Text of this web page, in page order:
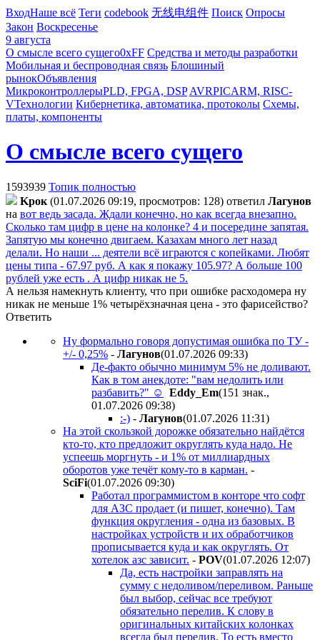
ВходНаше всё Теги codebook 无线电组件 Поиск Опросы
Закон Воскресенье
9 августа
О смысле всего сущего0xFF Средства и методы разработки
Мобильная и беспроводная связь Блошиный
рынокОбъявления
МикроконтроллерыPLD, FPGA, DSP AVRPICARM, RISC-
VТехнологии Кибернетика, автоматика, протоколы Схемы,
платы, компоненты
О смысле всего сущего
1593939 Топик полностью
Kpoк (01.07.2026 09:19, просмотров: 128) ответил Лaгyнoв
на вот ведь засада. Ждали конечно, но как всегда внезапно.
Сколько там цифр в цене на колонке? 4 и посередине запятая.
Запятую мы конечно двигаем. Казахам много лет назад
делали. Но наши ... деятели всё играются с копейками. Любят
цены типа - 67.97 руб. А как я покажу 105.97? А больше 100
рублей уже есть . А цифр никак не 5.
А нельзя намекнуть клиенту, что при ошибке расходомера ну
никак не меньше 1% четырёхзначная цена - это фарисейство?
Ответить
Ну формально говоря допустимая ошибка по ТУ -
+/- 0,25% - Лaгyнoв(01.07.2026 09:33)
Де-факто обычно минимум 5% не доливают.
Как в том анекдоте: "вам недолить или
разбавить?" ☺
Eddy_Em(151 знак.,
01.07.2026 09:38)
:-) - Лaгyнoв(01.07.2026 11:31)
На этой скользкой дорожке обязательно найдётся
кто-то, кто предложит округлять куда надо. Не
успеешь моргнуть - и 1% от миллиардных
оборотов уже течёт кому-то в карман. -
SciFi(01.07.2026 09:30)
Работал программистом в конторе что софт
для АЗС продает (и пишет, конечно). Там
функция округления - одна из базовых. В
настройках устройств и их обработчиков
прописывается куда и как округлять. От
хотелок азс зависит. - POV(01.07.2026 12:07)
Да, есть настройки заправлять на
сумму с недоливом/переливом. Раньше
был выбор, сейчас все требуют
обязательно перелив. К слову в
оригинальных китайских колонках
всегда был перелив. То есть вместо